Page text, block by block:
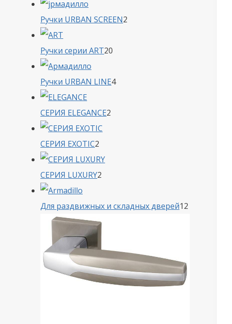
Ручки URBAN SCREEN2
Ручки серии ART20
Ручки URBAN LINE44
СЕРИЯ ELEGANCE2
СЕРИЯ EXOTIC2
товара
СЕРИЯ LUXURY2
Для раздвижных и складных дверей12